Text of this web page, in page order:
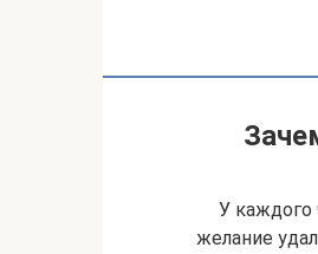
У каждого
желание